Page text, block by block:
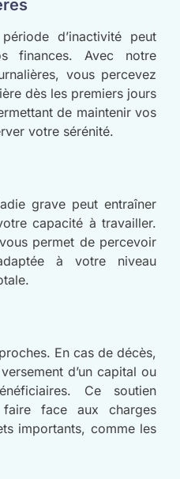
d’inactivité peut
finances. Avec notre
vous percevez
dès les premiers jours
de maintenir vos
votre sérénité.
grave peut entraîner
capacité à travailler.
permet de percevoir
à votre niveau
En cas de décès,
d’un capital ou
Ce soutien
face aux charges
importants, comme les